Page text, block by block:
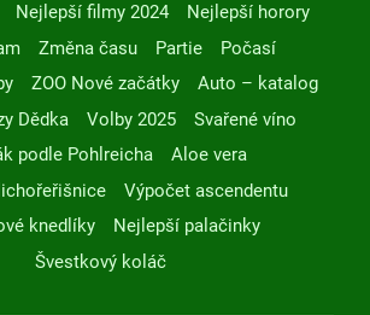
Nejlepší filmy 2024
Nejlepší horory
Změna času Partie
Počasí
ZOO Nové začátky
Auto – katalog
Dědka
Volby 2025
Svařené víno
podle Pohlreicha
Aloe vera
Výpočet ascendentu
knedlíky
Nejlepší palačinky
Švestkový koláč